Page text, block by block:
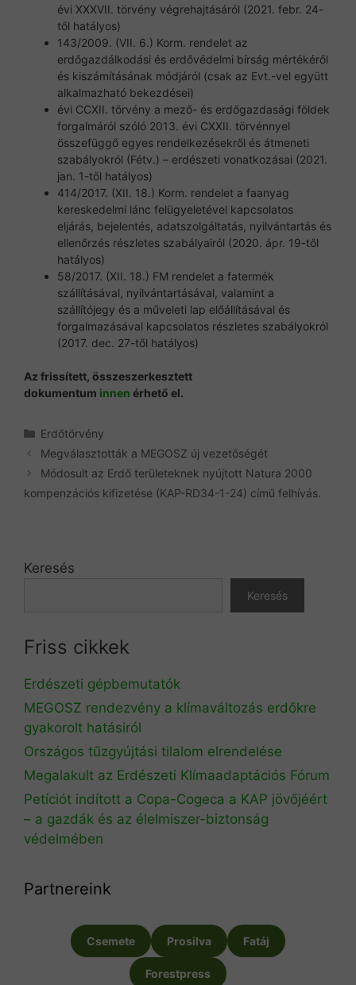
évi XXXVII. törvény végrehajtásáról (2021. febr. 24-
től hatályos)
143/2009. (VII. 6.) Korm. rendelet az
erdőgazdálkodási és erdővédelmi bírság mértékéről
és kiszámításának módjáról (csak az Evt.-vel együtt
alkalmazható bekezdései)
évi CCXII. törvény a mező- és erdőgazdasági földek
forgalmáról szóló 2013. évi CXXII. törvénnyel
összefüggő egyes rendelkezésekről és átmeneti
szabályokról (Fétv.) – erdészeti vonatkozásai (2021.
jan. 1-től hatályos)
414/2017. (XII. 18.) Korm. rendelet a faanyag
kereskedelmi lánc felügyeletével kapcsolatos
eljárás, bejelentés, adatszolgáltatás, nyilvántartás és
ellenőrzés részletes szabályairól (2020. ápr. 19-től
hatályos)
58/2017. (XII. 18.) FM rendelet a fatermék
szállításával, nyilvántartásával, valamint a
szállítójegy és a műveleti lap előállításával és
forgalmazásával kapcsolatos részletes szabályokról
(2017. dec. 27-től hatályos)
Az frissített, összeszerkesztett
dokumentum innen érhető el.
Kategória
Erdőtörvény
Megválasztották a MEGOSZ új vezetőségét
Módosult az Erdő területeknek nyújtott Natura 2000
kompenzációs kifizetése (KAP-RD34-1-24) című felhívás.
Keresés
Keresés
Friss cikkek
Erdészeti gépbemutatók
MEGOSZ rendezvény a klímaváltozás erdőkre
gyakorolt hatásiról
Országos tűzgyújtási tilalom elrendelése
Megalakult az Erdészeti Klímaadaptációs Fórum
Petíciót indított a Copa-Cogeca a KAP jövőjéért
– a gazdák és az élelmiszer-biztonság
védelmében
Partnereink
Csemete Prosilva Fatáj
Forestpress